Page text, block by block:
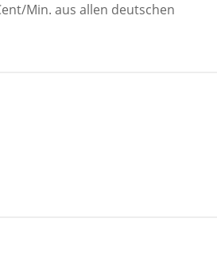
Min. aus allen deutschen